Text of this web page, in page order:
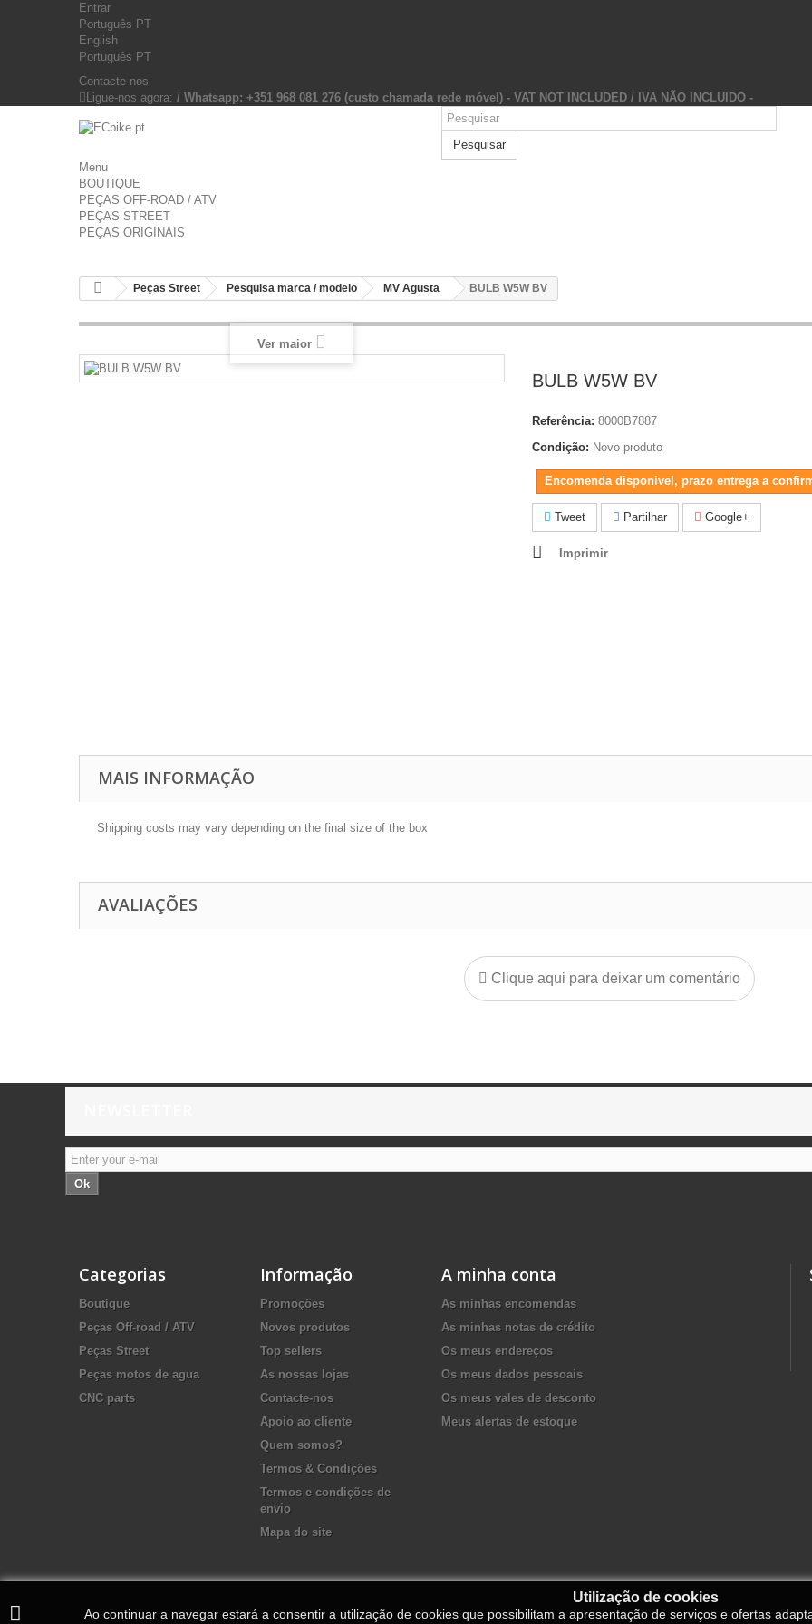
Entrar
Português PT
English
Português PT
Contacte-nos
Ligue-nos agora: / Whatsapp: +351 968 081 276 (custo chamada rede móvel) - VAT NOT INCLUDED / IVA NÃO INCLUIDO -
Pesquisar
Menu
BOUTIQUE
PEÇAS OFF-ROAD / ATV
PEÇAS STREET
PEÇAS ORIGINAIS
Peças Street Pesquisa marca / modelo MV Agusta BULB W5W BV
Ver maior
BULB W5W BV
Referência: 8000B7887
Condição: Novo produto
Encomenda disponivel, prazo entrega a
Tweet Partilhar Google+
Imprimir
MAIS INFORMAÇÃO
Shipping costs may vary depending on the final size of the box
AVALIAÇÕES
Clique aqui para deixar um comentário
Ok
Categorias
Boutique
Peças Off-road / ATV
Peças Street
Peças motos de agua
CNC parts
Informação
Promoções
Novos produtos
Top sellers
As nossas lojas
Contacte-nos
Apoio ao cliente
Quem somos?
Termos & Condições
Termos e condições de
envio
Mapa do site
A minha conta
As minhas encomendas
As minhas notas de crédito
Os meus endereços
Os meus dados pessoais
Os meus vales de desconto
Meus alertas de estoque
Utilização de cookies
Ao continuar a navegar estará a consentir a utilização de cookies que possibilitam a apresentação de serviços e ofertas